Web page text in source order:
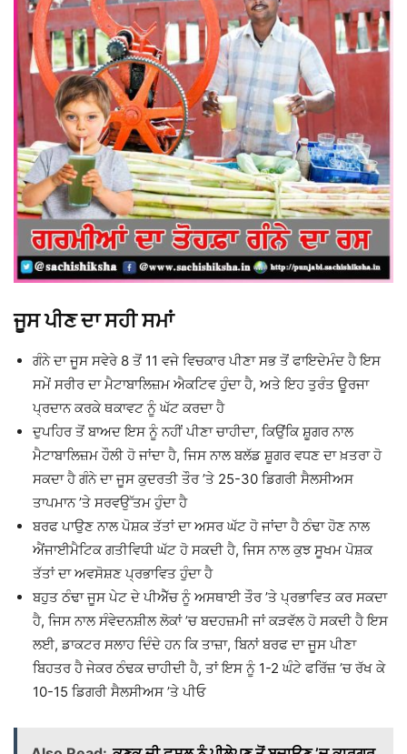
ਜੂਸ ਪੀਣ ਦਾ ਸਹੀ ਸਮਾਂ
ਗੰਨੇ ਦਾ ਜੂਸ ਸਵੇਰੇ 8 ਤੋਂ 11 ਵਜੇ ਵਿਚਕਾਰ ਪੀਣਾ ਸਭ ਤੋਂ ਫਾਇਦੇਮੰਦ ਹੈ ਇਸ
ਸਮੇਂ ਸਰੀਰ ਦਾ ਮੈਟਾਬਾਲਿਜ਼ਮ ਐਕਟਿਵ ਹੁੰਦਾ ਹੈ, ਅਤੇ ਇਹ ਤੁਰੰਤ ਊਰਜਾ
ਪ੍ਰਦਾਨ ਕਰਕੇ ਥਕਾਵਟ ਨੂੰ ਘੱਟ ਕਰਦਾ ਹੈ
ਦੁਪਹਿਰ ਤੋਂ ਬਾਅਦ ਇਸ ਨੂੰ ਨਹੀਂ ਪੀਣਾ ਚਾਹੀਦਾ, ਕਿਉਂਕਿ ਸ਼ੂਗਰ ਨਾਲ
ਮੈਟਾਬਾਲਿਜ਼ਮ ਹੌਲੀ ਹੋ ਜਾਂਦਾ ਹੈ, ਜਿਸ ਨਾਲ ਬਲੱਡ ਸ਼ੂਗਰ ਵਧਣ ਦਾ ਖ਼ਤਰਾ ਹੋ
ਸਕਦਾ ਹੈ ਗੰਨੇ ਦਾ ਜੂਸ ਕੁਦਰਤੀ ਤੌਰ ’ਤੇ 25-30 ਡਿਗਰੀ ਸੈਲਸੀਅਸ
ਤਾਪਮਾਨ ’ਤੇ ਸਰਵਉੱਤਮ ਹੁੰਦਾ ਹੈ
ਬਰਫ ਪਾਉਣ ਨਾਲ ਪੋਸ਼ਕ ਤੱਤਾਂ ਦਾ ਅਸਰ ਘੱਟ ਹੋ ਜਾਂਦਾ ਹੈ ਠੰਢਾ ਹੋਣ ਨਾਲ
ਐਂਜਾਈਮੈਟਿਕ ਗਤੀਵਿਧੀ ਘੱਟ ਹੋ ਸਕਦੀ ਹੈ, ਜਿਸ ਨਾਲ ਕੁਝ ਸੂਖਮ ਪੋਸ਼ਕ
ਤੱਤਾਂ ਦਾ ਅਵਸੋਸ਼ਣ ਪ੍ਰਭਾਵਿਤ ਹੁੰਦਾ ਹੈ
ਬਹੁਤ ਠੰਢਾ ਜੂਸ ਪੇਟ ਦੇ ਪੀਐੱਚ ਨੂੰ ਅਸਥਾਈ ਤੌਰ ’ਤੇ ਪ੍ਰਭਾਵਿਤ ਕਰ ਸਕਦਾ
ਹੈ, ਜਿਸ ਨਾਲ ਸੰਵੇਦਨਸ਼ੀਲ ਲੋਕਾਂ ’ਚ ਬਦਹਜ਼ਮੀ ਜਾਂ ਕੜਵੱਲ ਹੋ ਸਕਦੀ ਹੈ ਇਸ
ਲਈ, ਡਾਕਟਰ ਸਲਾਹ ਦਿੰਦੇ ਹਨ ਕਿ ਤਾਜ਼ਾ, ਬਿਨਾਂ ਬਰਫ ਦਾ ਜੂਸ ਪੀਣਾ
ਬਿਹਤਰ ਹੈ ਜੇਕਰ ਠੰਢਕ ਚਾਹੀਦੀ ਹੈ, ਤਾਂ ਇਸ ਨੂੰ 1-2 ਘੰਟੇ ਫਰਿੱਜ਼ ’ਚ ਰੱਖ ਕੇ
10-15 ਡਿਗਰੀ ਸੈਲਸੀਅਸ ’ਤੇ ਪੀਓ